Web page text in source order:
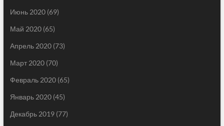
Июнь 2020(69)
Май 2020(65)
Апрель 2020(73)
Март 2020(70)
Февраль 2020(65)
Январь 2020(45)
Декабрь 2019(77)